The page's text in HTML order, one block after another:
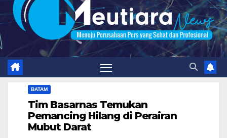
BATAM
Tim Basarnas Temukan
Pemancing Hilang di Perairan
Mubut Darat